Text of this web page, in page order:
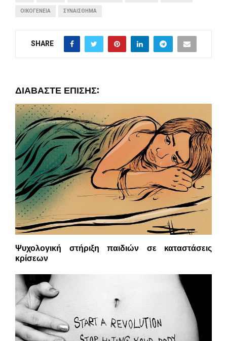
ΟΙΚΟΓΈΝΕΙΑ ΣΥΝΑΊΣΘΗΜΑ
SHARE
ΔΙΑΒΆΣΤΕ ΕΠΊΣΗΣ:
Ψυχολογική στήριξη παιδιών σε καταστάσεις
κρίσεων